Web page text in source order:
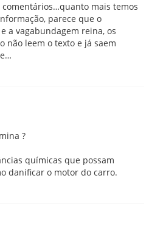
comentários…quanto mais temos
parece que o
a vagabundagem reina, os
não leem o texto e já saem
?
químicas que possam
danificar o motor do carro.